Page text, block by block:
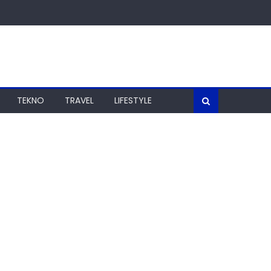
TEKNO TRAVEL LIFESTYLE